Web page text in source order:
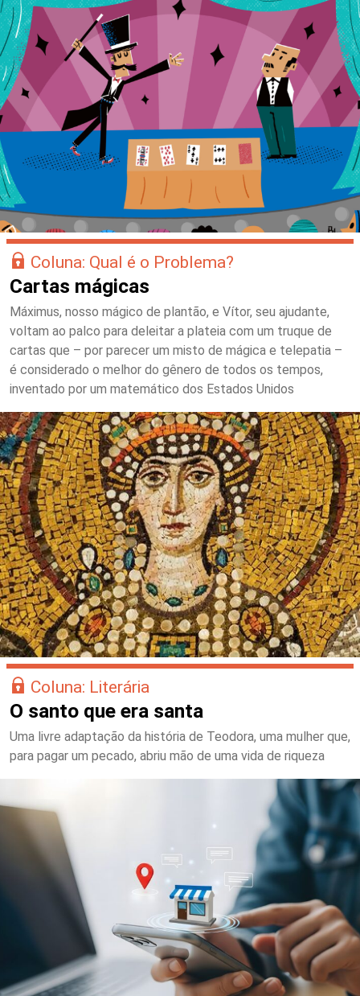
Coluna: Qual é o Problema?
Cartas mágicas
Máximus, nosso mágico de plantão, e Vítor, seu ajudante,
voltam ao palco para deleitar a plateia com um truque de
cartas que – por parecer um misto de mágica e telepatia –
é considerado o melhor do gênero de todos os tempos,
inventado por um matemático dos Estados Unidos
Coluna: Literária
O santo que era santa
Uma livre adaptação da história de Teodora, uma mulher que,
para pagar um pecado, abriu mão de uma vida de riqueza